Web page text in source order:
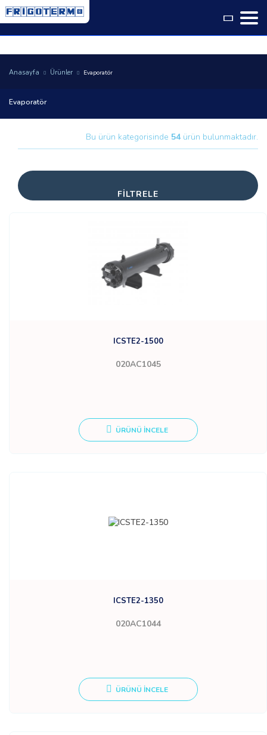
Language
Anasayfa Ürünler Evaporatör
Evaporatör
Bu ürün kategorisinde 54ürün bulunmaktadır.
FİLTRELE
ICSTE2-1500
020AC1045
ÜRÜNÜ İNCELE
ICSTE2-1350
020AC1044
ÜRÜNÜ İNCELE